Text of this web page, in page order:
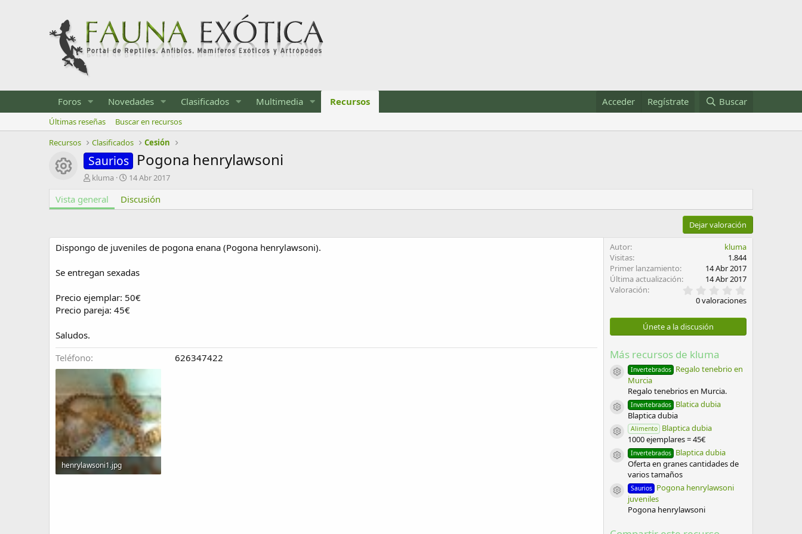
Foros Novedades Clasificados Multimedia Recursos Acceder Regístrate Buscar
Últimas reseñas
Buscar en recursos
Recursos
Clasificados Cesión
Icono del recurso
Saurios Pogona henrylawsoni
A
t
o
kluma
F
c
h
c
e
c
i
ó
14 Abr 2017
Vista general Discusión
Dejar valoración
Dispongo de juveniles de pogona enana (Pogona henrylawsoni).
Se entregan sexadas
Precio ejemplar: 50€
Precio pareja: 45€
Saludos.
Teléfono
626347422
henrylawsoni1.jpg
Autor
kluma
Visitas
1.844
Primer lanzamiento
14 Abr 2017
Última actualización
14 Abr 2017
Valoración
,
0
s
0 valoraciones
Únete a la discusión
Más recursos de kluma
Icono del recurso
Invertebrados Regalo tenebrio en
Murcia
Regalo tenebrios en Murcia.
Icono del recurso
Invertebrados Blatica dubia
Blaptica dubia
Icono del recurso
Alimento Blaptica dubia
1000 ejemplares = 45€
Icono del recurso
Invertebrados Blaptica dubia
Oferta en granes cantidades de
varios tamaños
Icono del recurso
Saurios Pogona henrylawsoni
juveniles
Pogona henrylawsoni